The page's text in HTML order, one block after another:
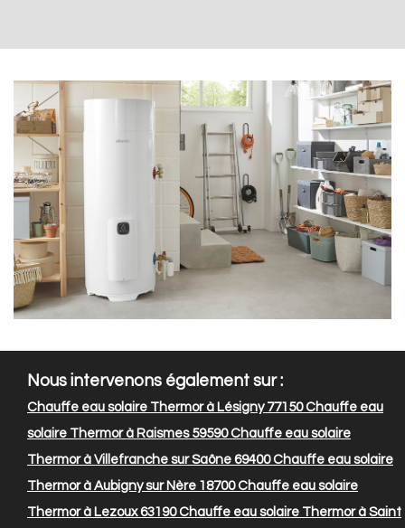
Nous intervenons également sur :
Chauffe eau solaire Thermor à Lésigny 77150Chauffe eau
solaire Thermor à Raismes 59590Chauffe eau solaire
Thermor à Villefranche sur Saône 69400Chauffe eau solaire
Thermor à Aubigny sur Nère 18700Chauffe eau solaire
Thermor à Lezoux 63190Chauffe eau solaire Thermor à Saint